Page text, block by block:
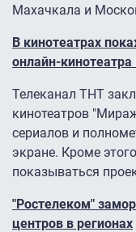
Махачкала и
В кинотеатрах
онлайн-
Телеканал ТНТ
кинотеатров
сериалов и
экране. Кроме
показываться
"Ростелеком"
центров в регионах